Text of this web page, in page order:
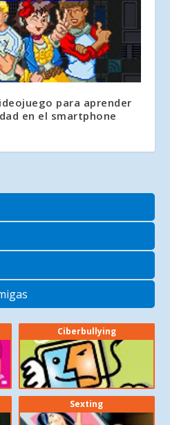
para aprender
en el smartphone
Ciberbullying
Sexting